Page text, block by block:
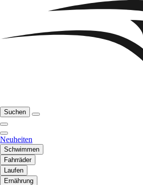
Suchen
Neuheiten
Schwimmen
Fahrräder
Laufen
Ernährung